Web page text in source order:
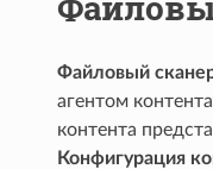
Файловый
агентом
контента
Конфигурация